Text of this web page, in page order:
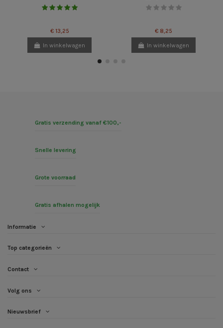
€ 13,25
In winkelwagen
€ 8,25
In winkelwagen
Gratis verzending vanaf €100,-
Snelle levering
Grote voorraad
Gratis afhalen mogelijk
Informatie
Top categorieën
Contact
Volg ons
Nieuwsbrief